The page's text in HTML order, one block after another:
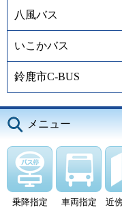
八風バス
いこかバス
鈴鹿市C-BUS
メニュー
乗降指定 車両指定 近